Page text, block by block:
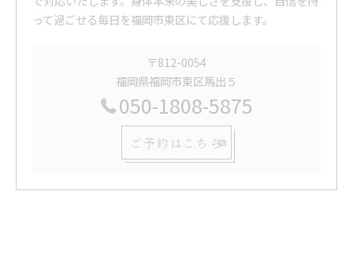
って過ごせる毎日を福岡市東区にて応援します。
〒812-0054
福岡県福岡市東区馬出５
050-1808-5875
ご予約はこちら